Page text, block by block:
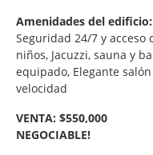
Amenidades del edificio:
Seguridad 24/7 y
niños, Jacuzzi, sauna y
equipado, Elegante
velocidad
VENTA: $550,000
NEGOCIABLE!